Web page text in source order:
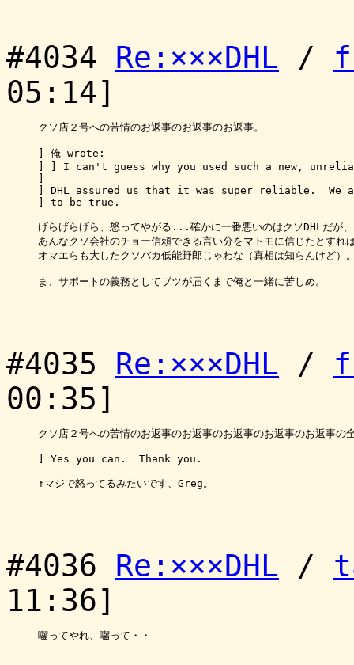
#4034 Re:×××DHL /
05:14]
クソ店２号への苦情のお返事のお返事のお返事。
] 俺 wrote:
] ] I can't guess why you used such a new,
] DHL assured us that it was super reliable.
] to be true.
げらげらげら、怒ってやがる...確かに一番悪いのはクソDHLだが、
あんなクソ会社のチョー信頼できる言い分をマトモに信じたとすれ
オマエらも大したクソバカ低能野郎じゃわな（真相は知らんけど）
ま、サポートの義務としてブツが届くまで俺と一緒に苦しめ。
#4035 Re:×××DHL /
00:35]
クソ店２号への苦情のお返事のお返事のお返事のお返事のお返事の
] Yes you can.  Thank you.
↑マジで怒ってるみたいです、Greg。
#4036 Re:×××DHL /
11:36]
囓ってやれ、囓って・・